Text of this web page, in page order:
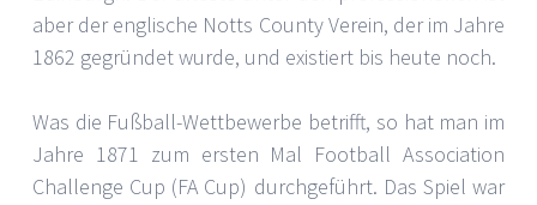
aber der englische Notts County Verein, der im Jahre
1862 gegründet wurde, und existiert bis heute noch.
Was die Fußball-Wettbewerbe betrifft, so hat man im
Jahre 1871 zum ersten Mal Football Association
Challenge Cup (FA Cup) durchgeführt. Das Spiel war